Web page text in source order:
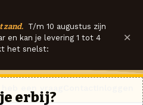
zand. T/m 10 augustus zijn
en kan je levering 1 tot 4
het snelst:
×
erbij?